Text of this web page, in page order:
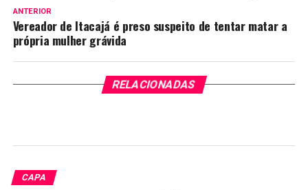
ANTERIOR
Vereador de Itacajá é preso suspeito de tentar matar a
própria mulher grávida
RELACIONADAS
CAPA